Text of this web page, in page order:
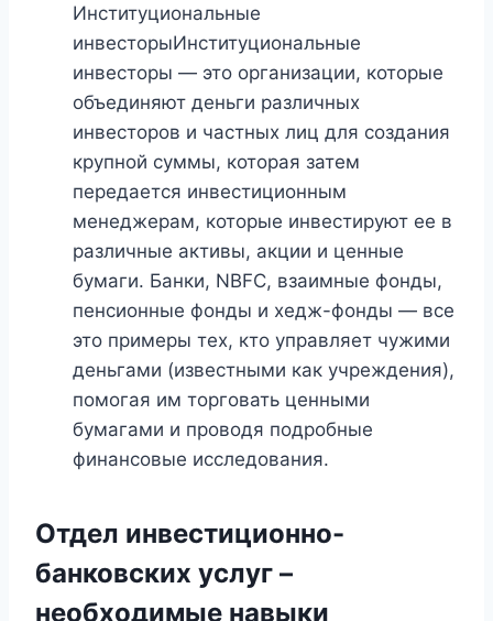
Институциональные
инвесторыИнституциональные
инвесторы — это организации, которые
объединяют деньги различных
инвесторов и частных лиц для создания
крупной суммы, которая затем
передается инвестиционным
менеджерам, которые инвестируют ее в
различные активы, акции и ценные
бумаги. Банки, NBFC, взаимные фонды,
пенсионные фонды и хедж-фонды — все
это примеры тех, кто управляет чужими
деньгами (известными как учреждения),
помогая им торговать ценными
бумагами и проводя подробные
финансовые исследования.
Отдел инвестиционно-
банковских услуг –
необходимые навыки